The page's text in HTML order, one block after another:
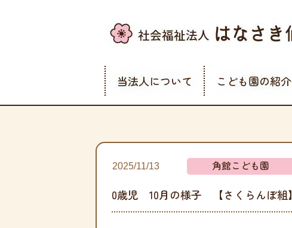
当法人について こども園の紹介
2025/11/13 角館こども園
0歳児 10月の様子 【さくらんぼ組】